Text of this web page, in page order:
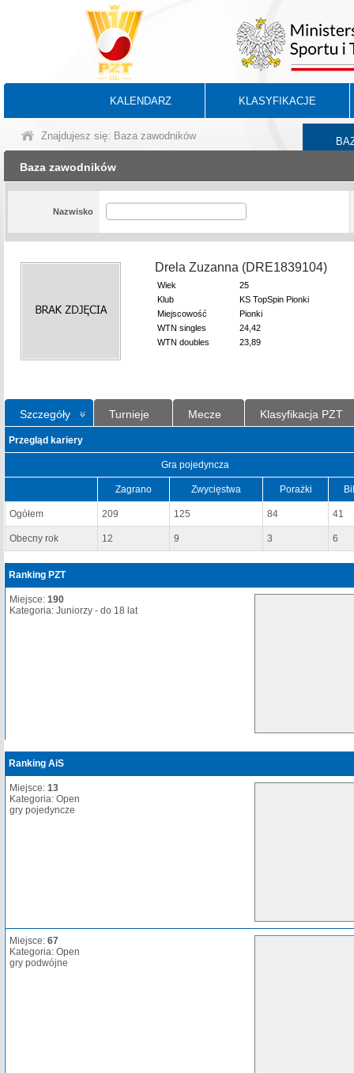
KALENDARZ KLASYFIKACJE
Znajdujesz się: Baza zawodników
Baza zawodników
Nazwisko
Drela Zuzanna (DRE1839104)
Wiek
25
Klub
KS TopSpin Pionki
Miejscowość
Pionki
WTN singles
24,42
WTN doubles
23,89
Szczegóły Turnieje Mecze Klasyfikacja PZT
Przegląd kariery
Gra pojedyncza
Zagrano Zwycięstwa Porażki
Ogółem 209 125 84 41
Obecny rok 12 9 3 6
Ranking PZT
Miejsce: 190
Kategoria: Juniorzy - do 18 lat
Ranking AiS
Miejsce: 13
Kategoria: Open
gry pojedyncze
Miejsce: 67
Kategoria: Open
gry podwójne